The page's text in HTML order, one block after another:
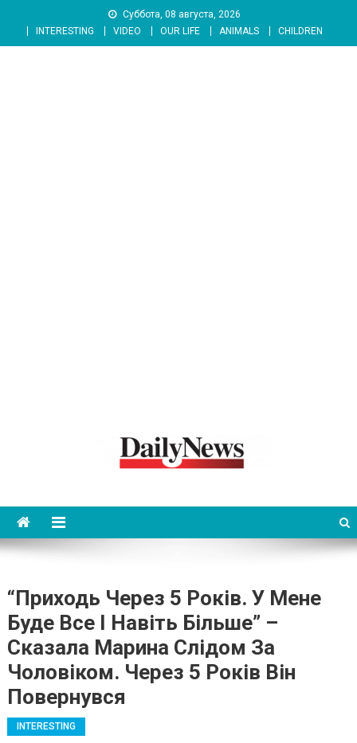
content
Суббота, 08 августа, 2026
INTERESTING
VIDEO OUR LIFE ANIMALS CHILDREN
“Приходь Через 5 Років. У Мене
Буде Все І Навіть Більше” –
Сказала Марина Слідом За
Чоловіком. Через 5 Років Він
Повернувся
INTERESTING